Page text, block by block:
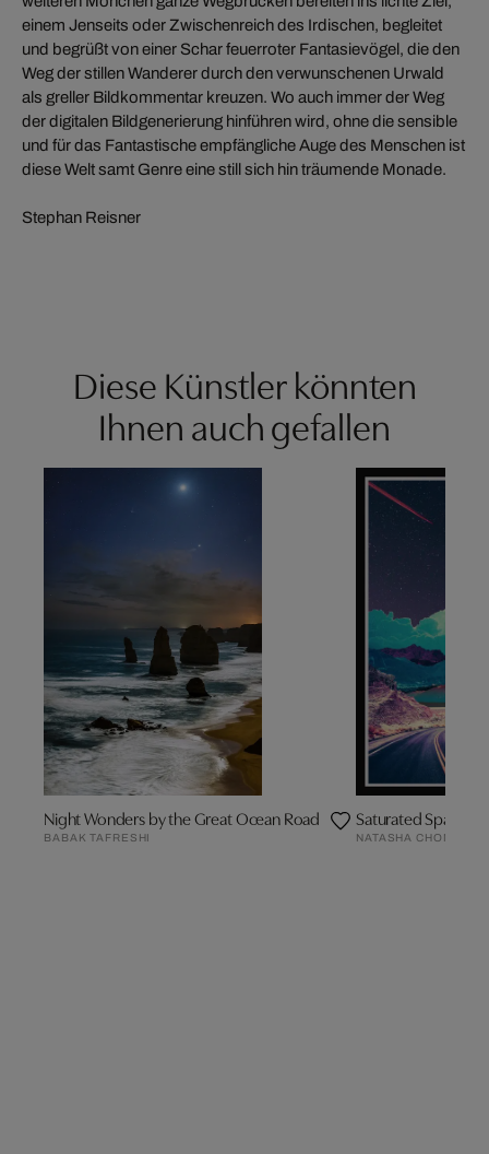
einem Jenseits oder Zwischenreich des Irdischen, begleitet
und begrüßt von einer Schar feuerroter Fantasievögel, die den
Weg der stillen Wanderer durch den verwunschenen Urwald
als greller Bildkommentar kreuzen. Wo auch immer der Weg
der digitalen Bildgenerierung hinführen wird, ohne die sensible
und für das Fantastische empfängliche Auge des Menschen ist
diese Welt samt Genre eine still sich hin träumende Monade.
Stephan Reisner
Diese Künstler könnten
Ihnen auch gefallen
Night Wonders by the Great Ocean Road
BABAK TAFRESHI
Saturated Spaces,
NATASHA CHOMKO